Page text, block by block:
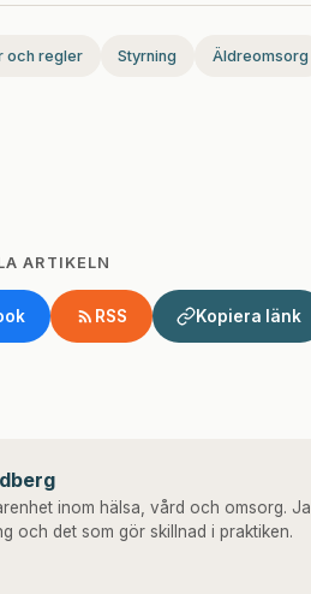
och regler Styrning Äldreomsorg
ARTIKELN
RSS Kopiera länk
inom hälsa, vård och omsorg.
och det som gör skillnad i praktiken.